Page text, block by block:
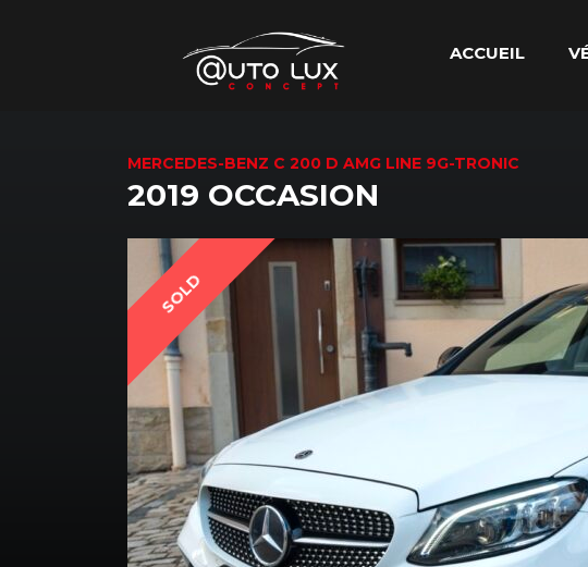
ACCUEIL
MERCEDES-BENZ C 200 D AMG LINE 9G-TRONIC
2019 OCCASION
SOLD